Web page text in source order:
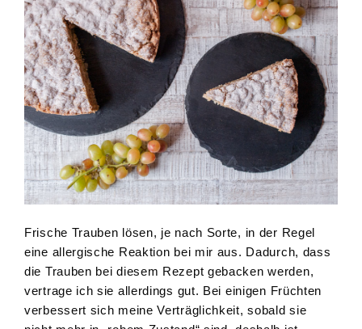
Frische Trauben lösen, je nach Sorte, in der Regel
eine allergische Reaktion bei mir aus. Dadurch, dass
die Trauben bei diesem Rezept gebacken werden,
vertrage ich sie allerdings gut. Bei einigen Früchten
verbessert sich meine Verträglichkeit, sobald sie